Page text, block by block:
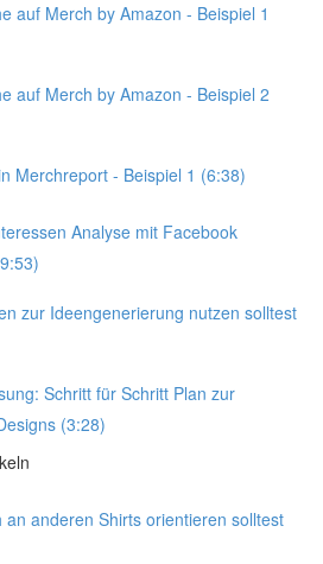
auf Merch by Amazon - Beispiel 1
auf Merch by Amazon - Beispiel 2
Merchreport - Beispiel 1 (6:38)
Analyse mit Facebook
zur Ideengenerierung nutzen solltest
Schritt für Schritt Plan zur
(3:28)
an anderen Shirts orientieren solltest